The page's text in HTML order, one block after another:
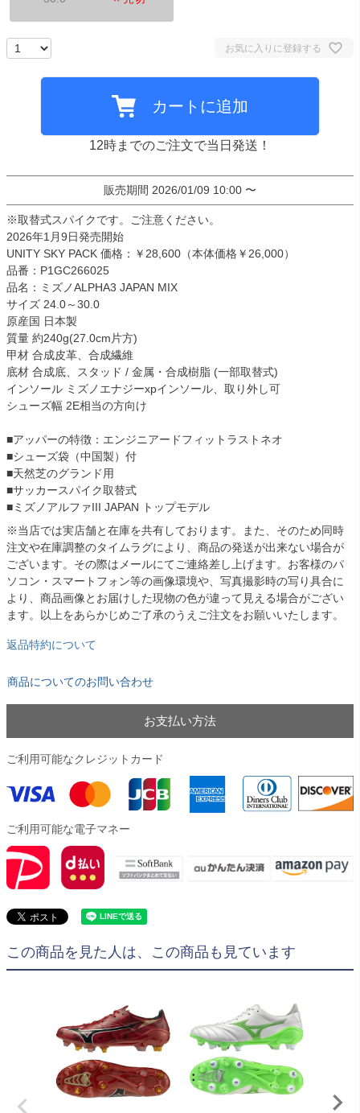
お気に入りに登録する
カートに追加
12時までのご注文で当日発送！
販売期間 2026/01/09 10:00 〜
※取替式スパイクです。ご注意ください。
2026年1月9日発売開始
UNITY SKY PACK 価格：￥28,600（本体価格￥26,000）
品番：P1GC266025
品名：ミズノALPHA3 JAPAN MIX
サイズ 24.0～30.0
原産国 日本製
質量 約240g(27.0cm片方)
甲材 合成皮革、合成繊維
底材 合成底、スタッド / 金属・合成樹脂 (一部取替式)
インソール ミズノエナジーxpインソール、取り外し可
シューズ幅 2E相当の方向け
■アッパーの特徴：エンジニアードフィットラストネオ
■シューズ袋（中国製）付
■天然芝のグランド用
■サッカースパイク取替式
■ミズノアルファIII JAPAN トップモデル
※当店では実店舗と在庫を共有しております。また、そのため同時
注文や在庫調整のタイムラグにより、商品の発送が出来ない場合が
ございます。その際はメールにてご連絡差し上げます。お客様のパ
ソコン・スマートフォン等の画像環境や、写真撮影時の写り具合に
より、商品画像とお届けした現物の色が違って見える場合がござい
ます。以上をあらかじめご了承のうえご注文をお願いいたします。
返品特約について
商品についてのお問い合わせ
お支払い方法
ご利用可能なクレジットカード
ご利用可能な電子マネー
この商品を見た人は、この商品も見ています